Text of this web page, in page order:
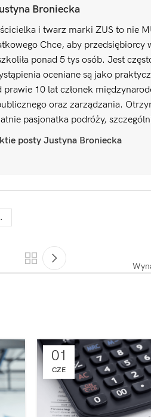
Broniecka
i twarz marki ZUS to nie
Chce, aby przedsiębiorcy
ponad 5 tys osób. Jest
oceniane są jako
10 lat członek
oraz zarządzania.
pasjonatka podróży,
posty Justyna Broniecka
01
CZE